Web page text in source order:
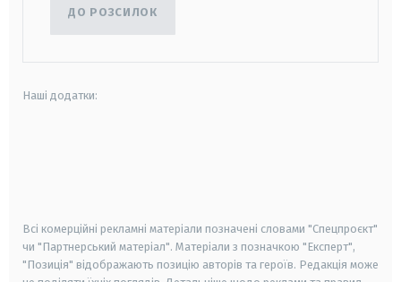
ДО РОЗСИЛОК
Наші додатки:
Всі комерційні рекламні матеріали позначені словами "Спецпроєкт"
чи "Партнерський матеріал". Матеріали з позначкою "Експерт",
"Позиція" відображають позицію авторів та героїв. Редакція може